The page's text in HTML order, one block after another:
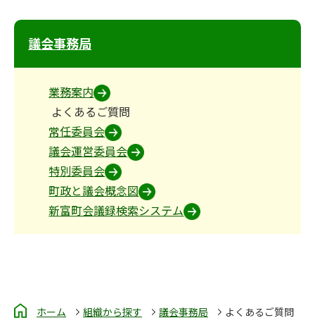
議会事務局
業務案内
よくあるご質問
常任委員会
議会運営委員会
特別委員会
町政と議会概念図
新富町会議録検索システム
ホーム 組織から探す 議会事務局 よくあるご質問